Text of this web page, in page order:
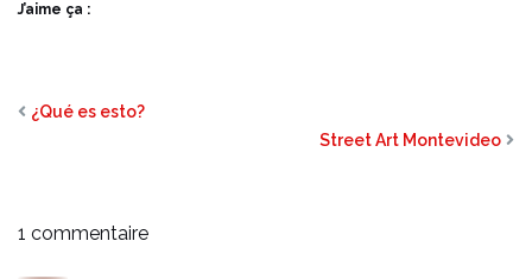
J’aime ça :
¿Qué es esto?
Street Art Montevideo
1 commentaire